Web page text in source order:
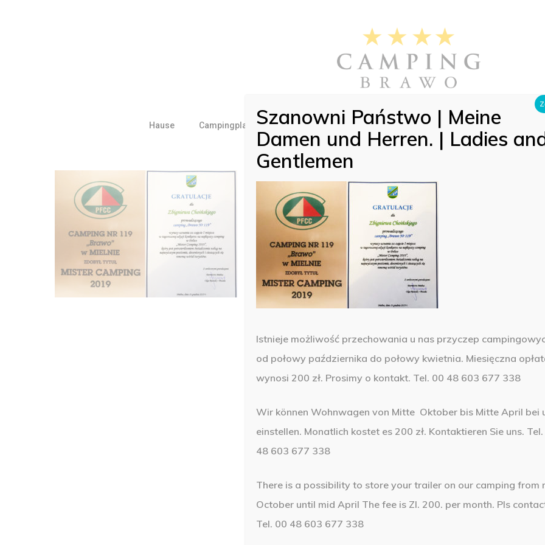
Hause Campingplan Galerie Preise 2026 Bewertungen Kontaktdetails
Szanowni Państwo | Meine
Damen und Herren. | Ladies
Gentlemen
Istnieje możliwość przechowania u nas przyczep
od połowy października do połowy kwietnia. Miesięczna
wynosi 200 zł. Prosimy o kontakt. Tel. 00 48 603 677 338
Wir können Wohnwagen von Mitte Oktober bis Mitte April bei
einstellen. Monatlich kostet es 200 zł. Kontaktieren Sie uns.
48 603 677 338
There is a possibility to store your trailer on our camping from
October until mid April The fee is Zl. 200. per month. Pls
Tel. 00 48 603 677 338